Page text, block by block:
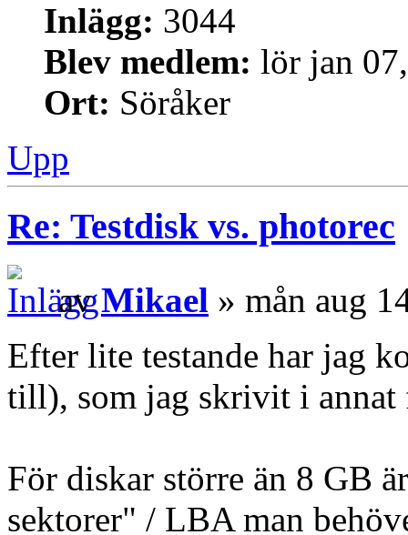
Inlägg: 3044
Blev medlem: lör jan
Ort: Söråker
Upp
Re: Testdisk vs. photorec
avMikael » mån aug
Efter lite testande har jag
till), som jag skrivit i annat
För diskar större än 8 GB
sektorer" / LBA man